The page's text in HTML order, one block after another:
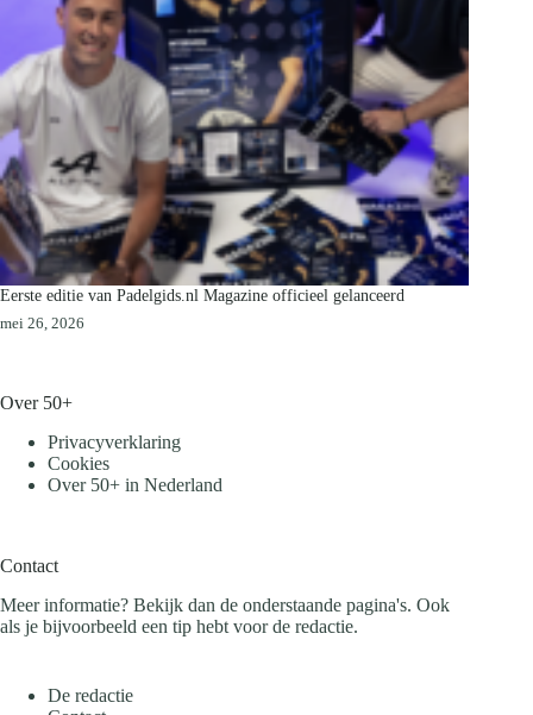
Eerste editie van Padelgids.nl Magazine officieel gelanceerd
mei 26, 2026
Over 50+
Privacyverklaring
Cookies
Over 50+ in Nederland
Contact
Meer informatie? Bekijk dan de onderstaande pagina's. Ook
als je bijvoorbeeld een tip hebt voor de redactie.
De redactie